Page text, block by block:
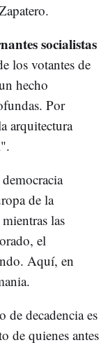
socialistas
los votantes de
hecho
Por
arquitectura
de la
las
el
Aquí, en
de decadencia es
de quienes antes